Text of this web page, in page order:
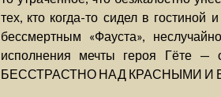
тех, кто когда-то сидел в
бессмертным «Фауста»,
исполнения мечты героя Гёте —
БЕССТРАСТНО НАД КРАСНЫМИ И